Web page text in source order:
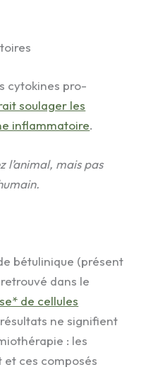
cytokines pro-
soulager les
inflammatoire.
l’animal, mais pas
bétulinique (présent
dans le
de cellules
ne signifient
: les
et ces composés